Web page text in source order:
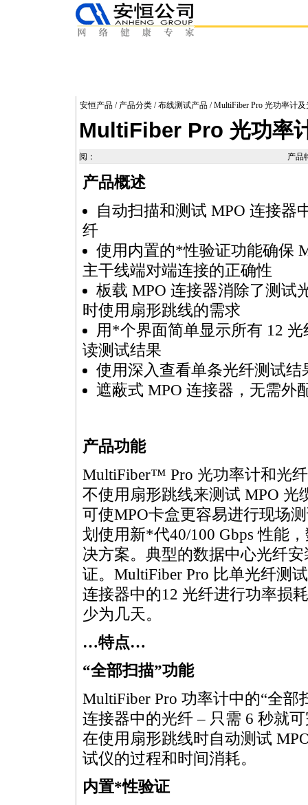
安恒产品 / 产品分类 /布线测试产品 / MultiFiber Pro 光功率计
MultiFiber Pro 光功率
阅： 产品
产品概述
自动扫描和测试 MPO 连接器
纤
使用内置的*性验证功能确保
主干线端对端连接的正确性
板载 MPO 连接器消除了测试
时使用扇形跳线的需求
用 *个界面简单显示所有 12
读测试结果
使用深入查看单条光纤测试
遮蔽式 MPO 连接器，无需外
产品功能
MultiFiber™ Pro 光功率计和光
不使用扇形跳线来测试 MPO 光
可使MPO卡盒更容易进行现场
划使用新*代40/100 Gbps 性能
决方案。典型的数据中心光纤
证。 MultiFiber Pro 比单光纤测
连接器中的12 光纤进行功率损
少为几天。
…特点…
“全部扫描”功能
MultiFiber Pro 功率计中的“全
连接器中的光纤 – 只需 6 秒就
在使用扇形跳线时自动测试
试仪的过程和时间消耗。
内置*性验证